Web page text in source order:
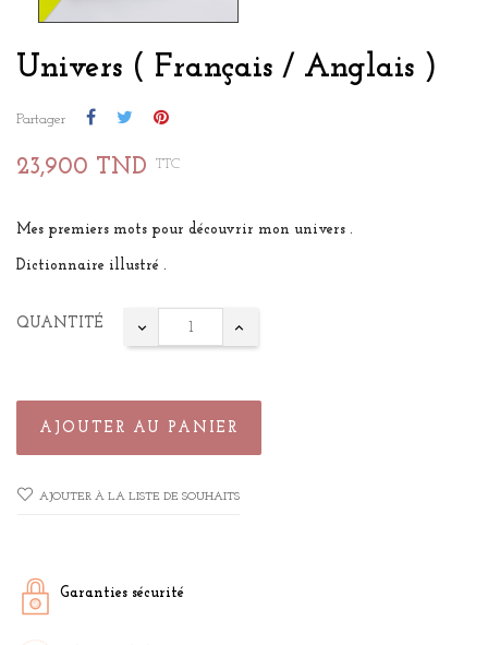
Univers ( Français / Anglais )
Partager
23,900 TND TTC
Mes premiers mots pour découvrir mon univers .
Dictionnaire illustré .
QUANTITÉ
AJOUTER AU PANIER
AJOUTER À LA LISTE DE SOUHAITS
Garanties sécurité